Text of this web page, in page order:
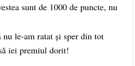
sunt de 1000 de puncte, nu
nu le-am ratat şi sper din tot
iei premiul dorit!